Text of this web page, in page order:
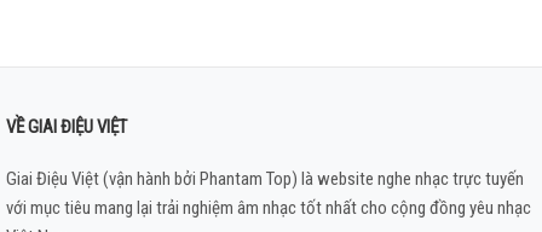
VỀ GIAI ĐIỆU VIỆT
Giai Điệu Việt (vận hành bởi Phantam Top) là website nghe nhạc trực tuyến
với mục tiêu mang lại trải nghiệm âm nhạc tốt nhất cho cộng đồng yêu nhạc